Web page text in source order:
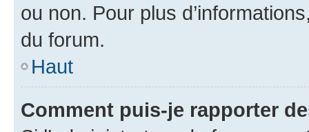
ou non. Pour plus
du forum.
Haut
Comment puis-je rapporter